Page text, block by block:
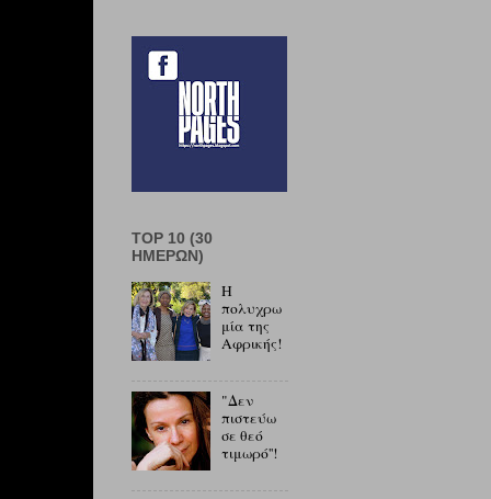
TOP 10 (30
ΗΜΕΡΏΝ)
Η
πολυχρω
μία της
Αφρικής!
"Δεν
πιστεύω
σε θεό
τιμωρό''!